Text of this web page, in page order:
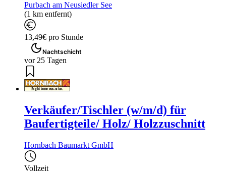
Purbach am Neusiedler See
(1 km entfernt)
13,49€ pro Stunde
Nachtschicht
vor 25 Tagen
Verkäufer/Tischler (w/m/d) für
Baufertigteile/ Holz/ Holzzuschnitt
Hornbach Baumarkt GmbH
Vollzeit